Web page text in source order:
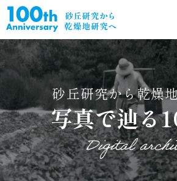
砂丘研究から乾燥
写真で辿る
Digital